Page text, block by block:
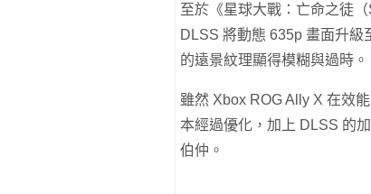
至於《星球大戰：亡命之徒
DLSS 將動態 635p 畫面升
的遠景紋理顯得模糊與過時。
雖然 Xbox ROG Ally X 在效
本經過優化，加上 DLSS 的
伯仲。